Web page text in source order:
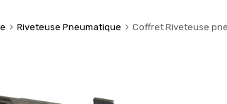
Riveteuse Pneumatique Coffret Riveteuse